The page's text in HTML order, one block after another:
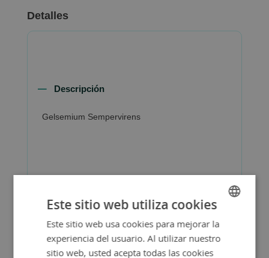
Detalles
Descripción
Gelsemium Sempervirens
SPANISH
ENGLISH
Este sitio web utiliza cookies
Este sitio web usa cookies para mejorar la
experiencia del usuario. Al utilizar nuestro
sitio web, usted acepta todas las cookies